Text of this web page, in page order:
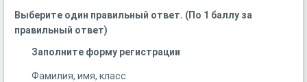
Выберите один правильный ответ. (По 1 баллу за
правильный ответ)
Заполните форму регистрации
Фамилия, имя, класс